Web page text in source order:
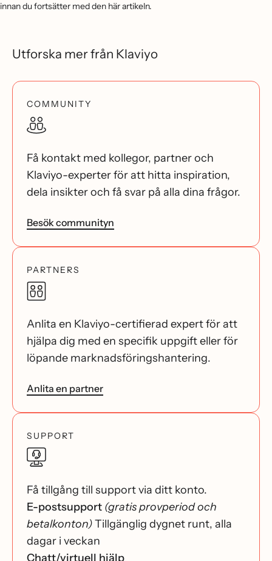
innan du fortsätter med den här artikeln.
Utforska mer från Klaviyo
COMMUNITY
Få kontakt med kollegor, partner och
Klaviyo-experter för att hitta inspiration,
dela insikter och få svar på alla dina frågor.
Besök communityn
PARTNERS
Anlita en Klaviyo-certifierad expert för att
hjälpa dig med en specifik uppgift eller för
löpande marknadsföringshantering.
Anlita en partner
SUPPORT
Få tillgång till support via ditt konto.
E-postsupport (gratis provperiod och
betalkonton)Tillgänglig dygnet runt, alla
dagar i veckan
Chatt/virtuell hjälp